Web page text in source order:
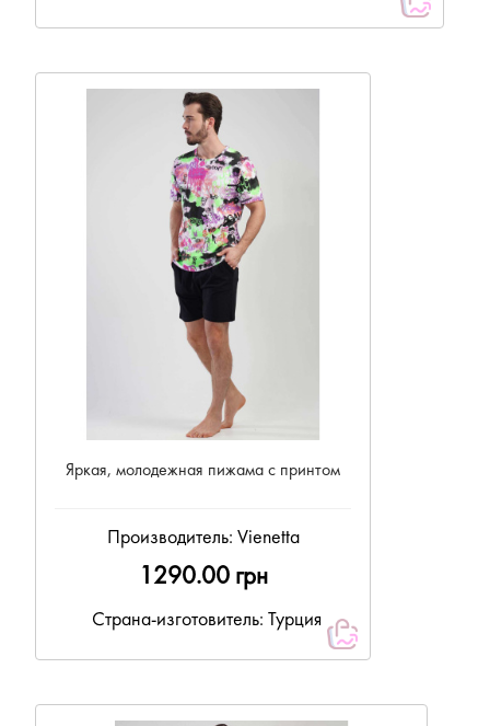
Яркая, молодежная пижама с принтом
Производитель: Vienetta
1290.00 грн
Страна-изготовитель: Турция